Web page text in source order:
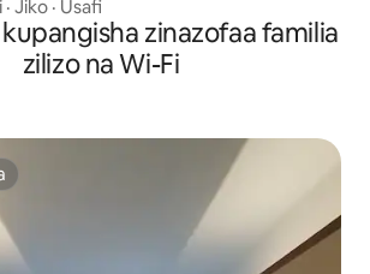
· Jiko · Usafi
zinazofaa familia
zilizo na Wi-Fi